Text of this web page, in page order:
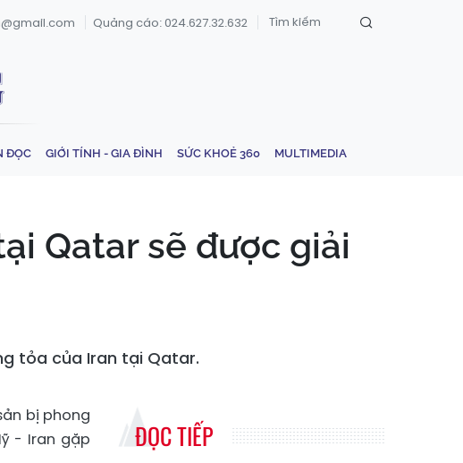
Quảng cáo: 024.627.32.632
ĐỌC GIỚI TÍNH - GIA ĐÌNH SỨC KHOẺ 360 MULTIMEDIA
Qatar sẽ được giải
tỏa của Iran tại Qatar.
bị phong
- Iran gặp
ĐỌC TIẾP